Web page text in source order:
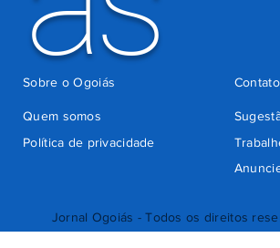
Jornal Ogoiás - Todos os direitos
Quem somos
Política de privacidade
Contato
Sobre o Ogoiás